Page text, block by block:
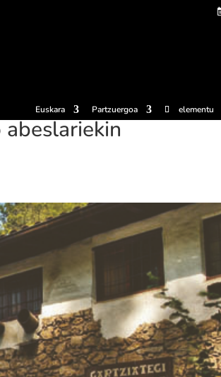
Euskara Partzuergoa elementu